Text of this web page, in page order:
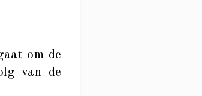
om de
van de